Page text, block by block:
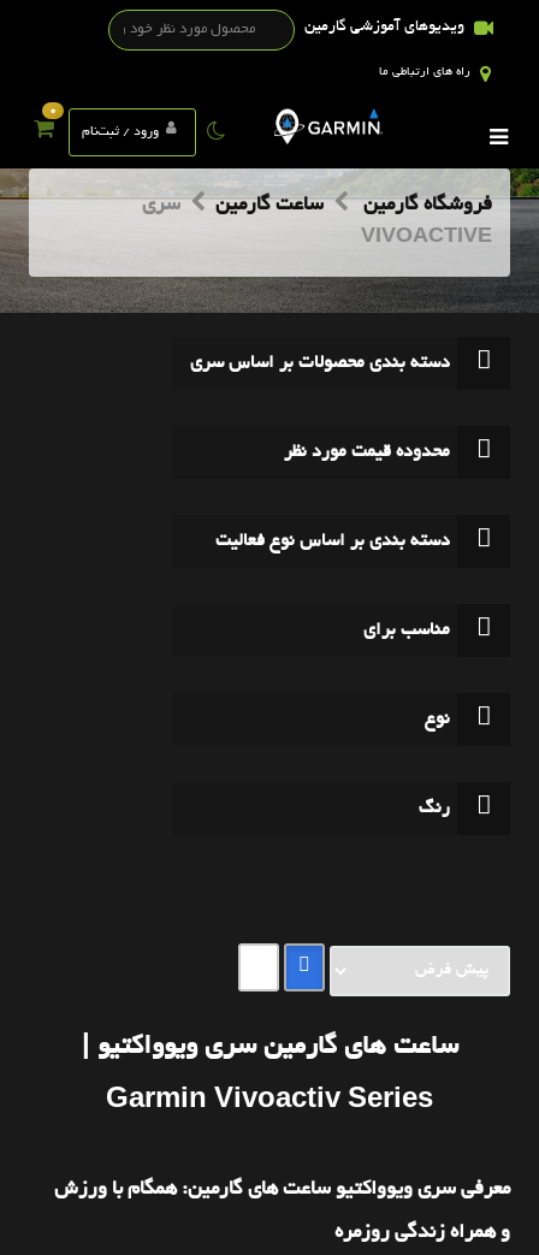
ویدیوهای آموزشی گارمین
راه های ارتباطی ما
ورود / ثبت‌نام
0
فروشگاه گارمین ساعت گارمین
سری
VIVOACTIVE
دسته بندی محصولات بر اساس سری
محدوده قیمت مورد نظر
دسته بندی بر اساس نوع فعالیت
مناسب برای
نوع
رنگ
ساعت هاي گارمين سري ويوواکتيو |
Garmin Vivoactiv Series
معرفي سري ويوواکتيو ساعت هاي گارمين:همگام با ورزش
وهمراه زندگي روزمره